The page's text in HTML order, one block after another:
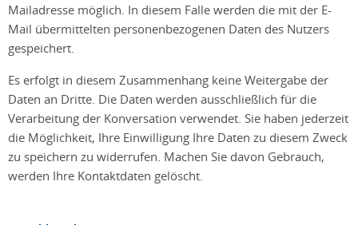
Mailadresse möglich. In diesem Falle werden die mit der E-
Mail übermittelten personenbezogenen Daten des Nutzers
gespeichert.
Es erfolgt in diesem Zusammenhang keine Weitergabe der
Daten an Dritte. Die Daten werden ausschließlich für die
Verarbeitung der Konversation verwendet. Sie haben jederzeit
die Möglichkeit, Ihre Einwilligung Ihre Daten zu diesem Zweck
zu speichern zu widerrufen. Machen Sie davon Gebrauch,
werden Ihre Kontaktdaten gelöscht.